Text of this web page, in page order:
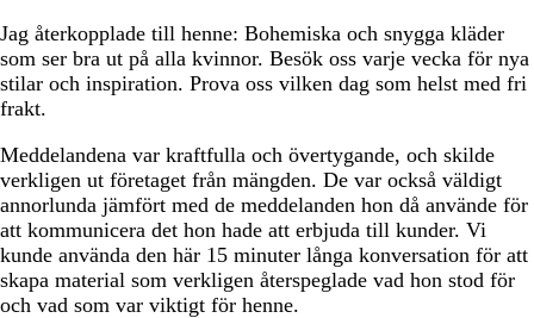
Jag återkopplade till henne: Bohemiska och snygga kläder
som ser bra ut på alla kvinnor. Besök oss varje vecka för nya
stilar och inspiration. Prova oss vilken dag som helst med fri
frakt.
Meddelandena var kraftfulla och övertygande, och skilde
verkligen ut företaget från mängden. De var också väldigt
annorlunda jämfört med de meddelanden hon då använde för
att kommunicera det hon hade att erbjuda till kunder. Vi
kunde använda den här 15 minuter långa konversation för att
skapa material som verkligen återspeglade vad hon stod för
och vad som var viktigt för henne.